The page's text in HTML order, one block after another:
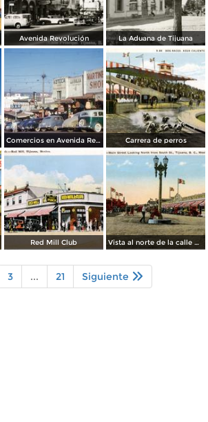
Avenida Revolución La Aduana de Tijuana
Comercios en Avenida Revolución Carrera de perros
Red Mill Club Vista al norte de la calle principal, desde la Calle Sur
3 ... 21 Siguiente